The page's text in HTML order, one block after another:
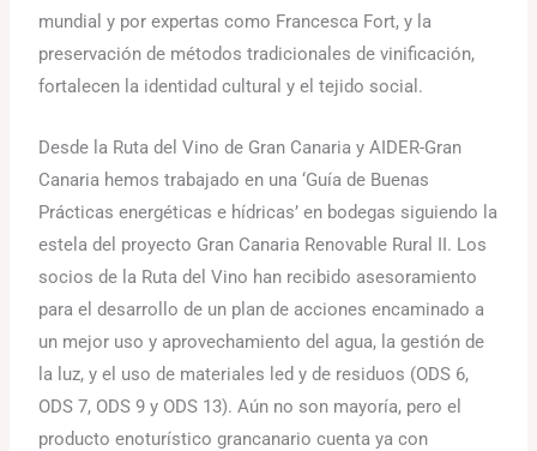
mundial y por expertas como Francesca Fort, y la
preservación de métodos tradicionales de vinificación,
fortalecen la identidad cultural y el tejido social.
Desde la Ruta del Vino de Gran Canaria y AIDER-Gran
Canaria hemos trabajado en una ‘Guía de Buenas
Prácticas energéticas e hídricas’ en bodegas siguiendo la
estela del proyecto Gran Canaria Renovable Rural II. Los
socios de la Ruta del Vino han recibido asesoramiento
para el desarrollo de un plan de acciones encaminado a
un mejor uso y aprovechamiento del agua, la gestión de
la luz, y el uso de materiales led y de residuos (ODS 6,
ODS 7, ODS 9 y ODS 13). Aún no son mayoría, pero el
producto enoturístico grancanario cuenta ya con